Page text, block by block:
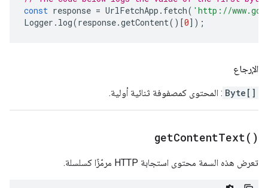
const response = UrlFetchApp . fetch( 'http://
Logger . log(response.getContent()[0]);
الإرجاع
Byte[] : المحتوى كمصفوفة ثنائية أولية.
getContentText( )
تعرض هذه السمة محتوى استجابة HTTP مرمّزًا كسلسلة.